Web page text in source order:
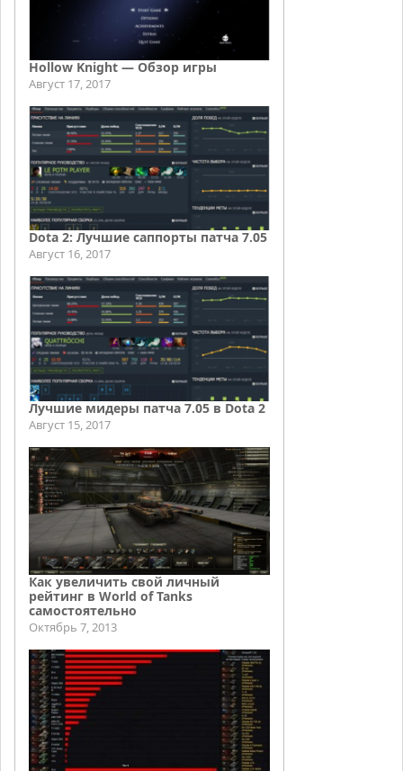
Hollow Knight — Обзор игры
Август 17, 2017
Dota 2: Лучшие саппорты патча 7.05
Август 16, 2017
Лучшие мидеры патча 7.05 в Dota 2
Август 15, 2017
Как увеличить свой личный
рейтинг в World of Tanks
самостоятельно
Октябрь 7, 2013